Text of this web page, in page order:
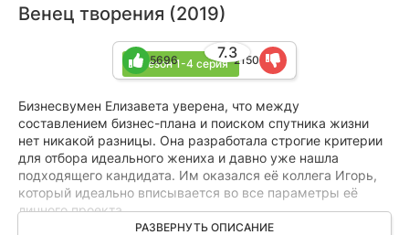
Венец творения (2019)
1 сезон 1-4 серия
7.3
5696 2150
Бизнесвумен Елизавета уверена, что между
составлением бизнес-плана и поиском спутника жизни
нет никакой разницы. Она разработала строгие критерии
для отбора идеального жениха и давно уже нашла
подходящего кандидата. Им оказался её коллега Игорь,
который идеально вписывается во все параметры её
личного проекта.
РАЗВЕРНУТЬ ОПИСАНИЕ